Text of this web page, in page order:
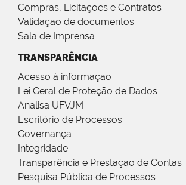
Compras, Licitações e Contratos
Validação de documentos
Sala de Imprensa
TRANSPARÊNCIA
Acesso à informação
Lei Geral de Proteção de Dados
Analisa UFVJM
Escritório de Processos
Governança
Integridade
Transparência e Prestação de Contas
Pesquisa Pública de Processos